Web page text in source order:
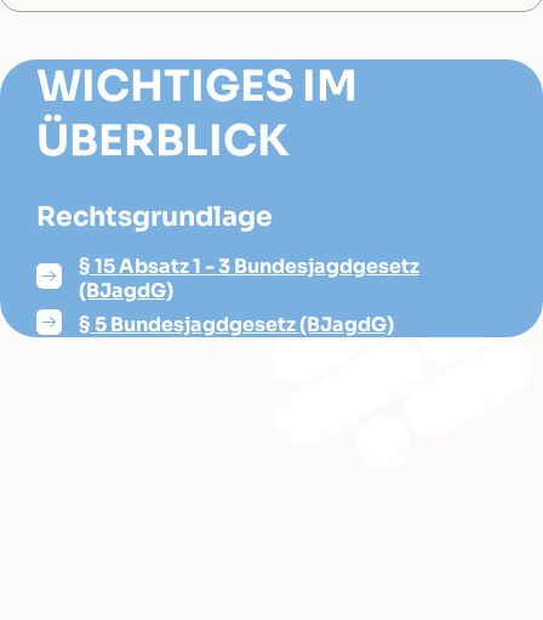
WICHTIGES IM
ÜBERBLICK
Rechtsgrundlage
§ 15 Absatz 1 - 3 Bundesjagdgesetz
(BJagdG)
§ 5 Bundesjagdgesetz (BJagdG)